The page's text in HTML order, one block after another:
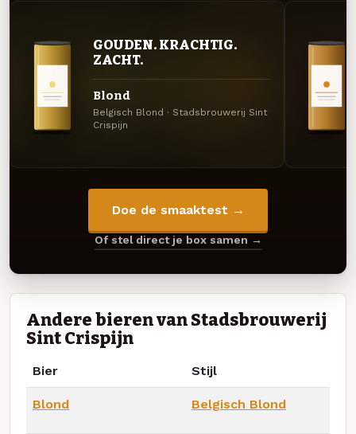
GOUDEN. KRACHTIG.
ZACHT.
Blond
Belgisch Blond · Stadsbrouwerij Sint
Crispijn
Doe de smaaktest →
Of stel direct je box samen →
Andere bieren van Stadsbrouwerij
Sint Crispijn
Bier Stijl
Blond Belgisch Blond